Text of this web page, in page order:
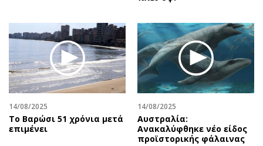
Δημοσκοπήσεις
Διπλωματία
Αθλητισμός
Κύπρος
Διεθνή
Κληρώσεις Allwyn
Ζητούν εργασία
Θέσεις εργασίας
Geek
Νέα
Social
Αυτοκίνηση
14/08/2025
Το Βαρώσι 51 χρόνια μετά
επιμένει
14/08/2025
Αυστραλία:
Ανακαλύφθηκε νέο είδος
προϊστορικής φάλαινας